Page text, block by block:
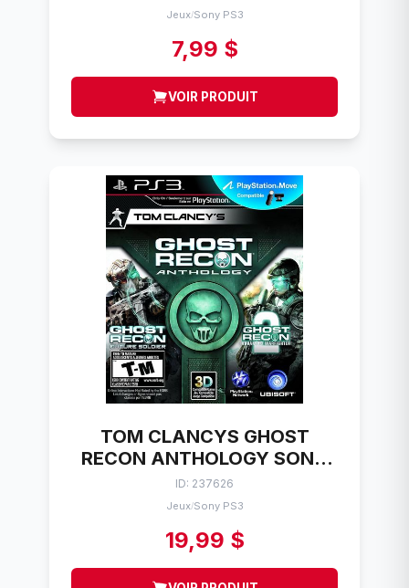
Jeux/Sony PS3
7,99 $
VOIR PRODUIT
TOM CLANCYS GHOST
RECON ANTHOLOGY SONY
PS3
ID: 237626
Jeux/Sony PS3
19,99 $